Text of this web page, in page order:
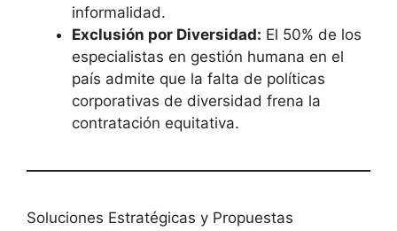
informalidad.
Exclusión por Diversidad: El 50% de los
especialistas en gestión humana en el
país admite que la falta de políticas
corporativas de diversidad frena la
contratación equitativa.
Soluciones Estratégicas y Propuestas